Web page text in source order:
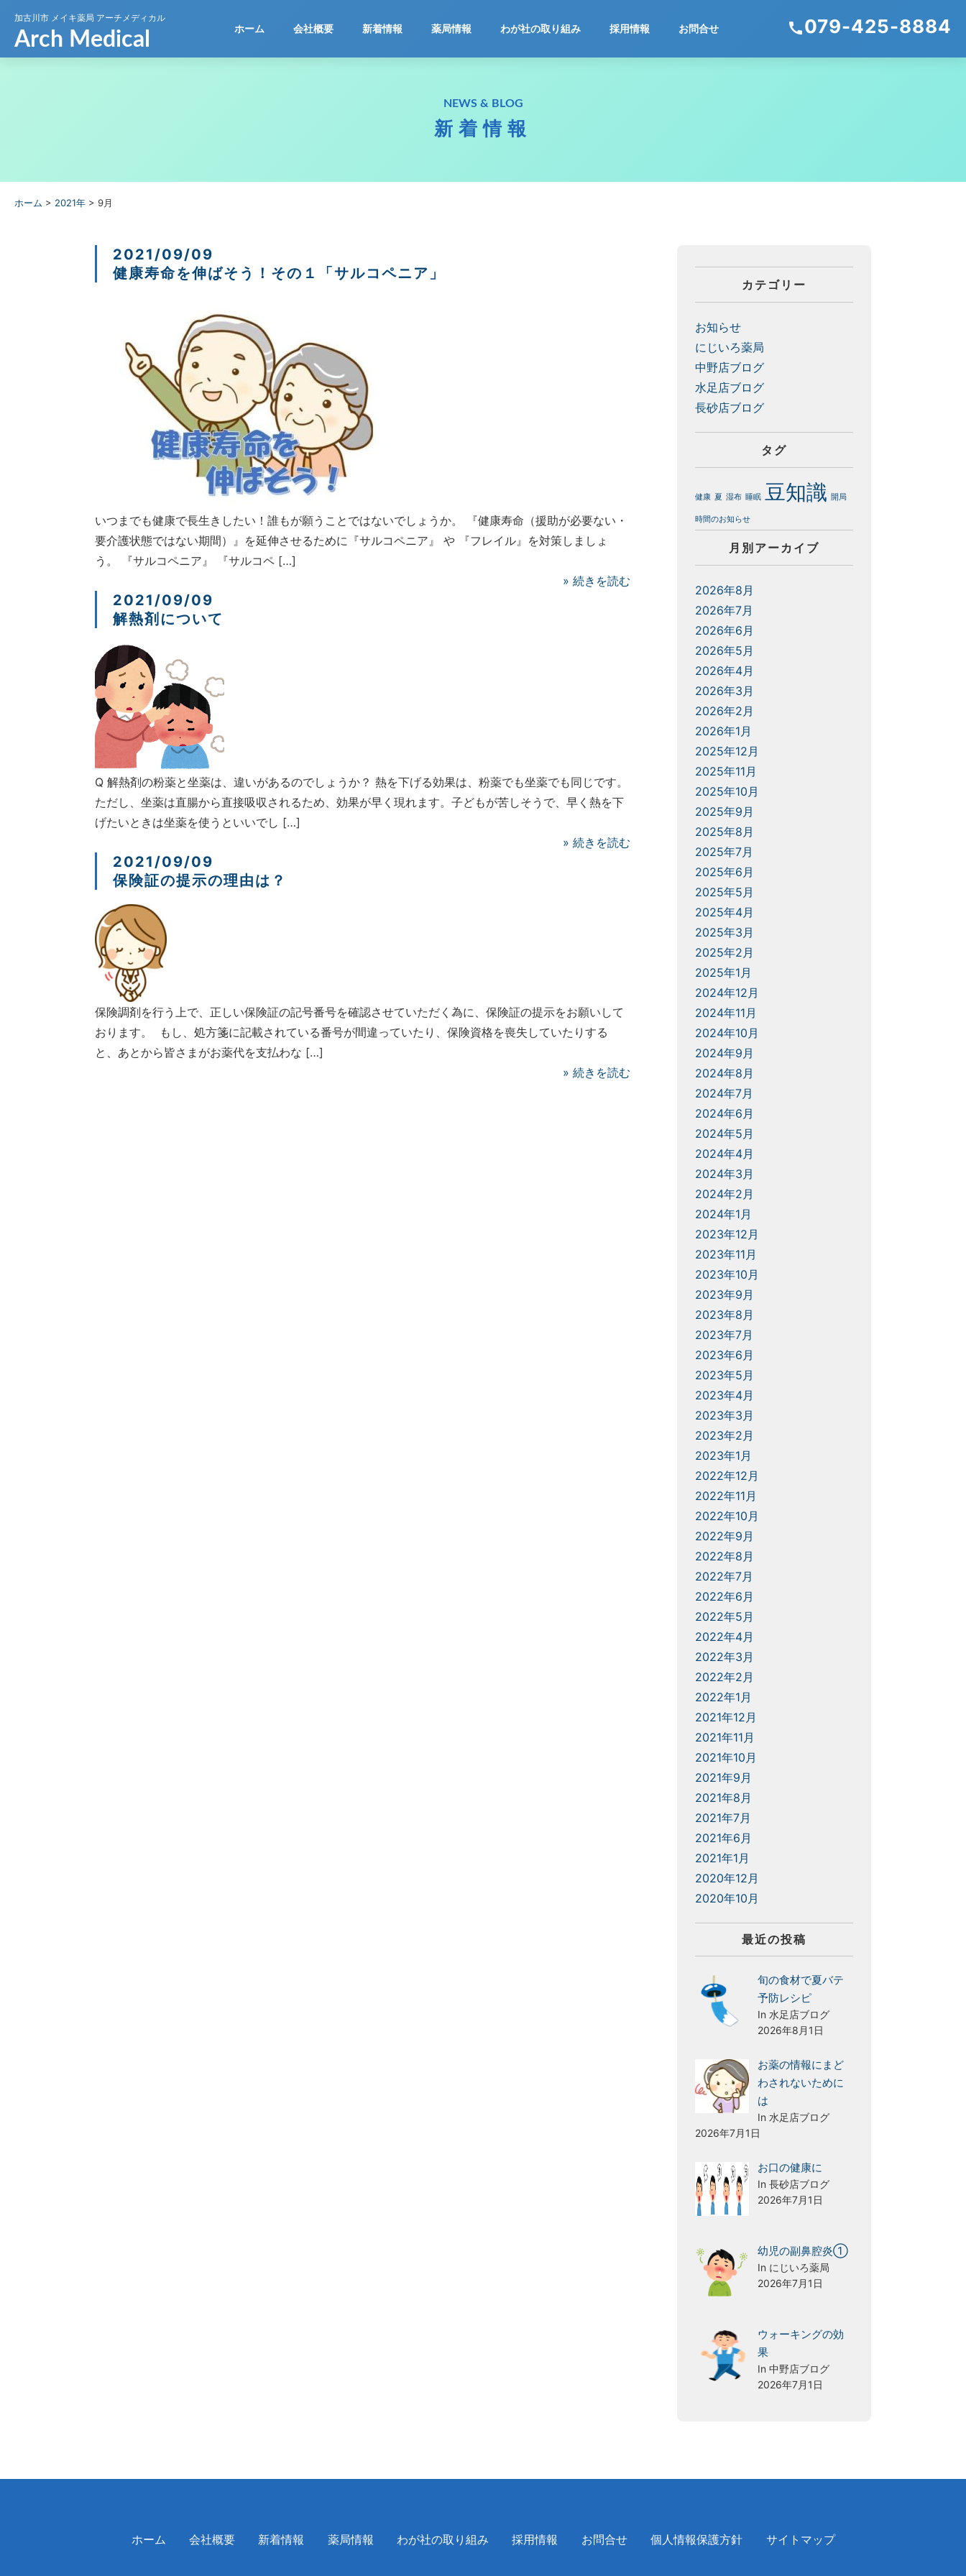
加古川市 メイキ薬局 アーチメディカル
ホーム 会社概要 新着情報 薬局情報 わが社の取り組み 採用情報 お問合せ call079-425-8884
ホーム
新着情報
NEWS & BLOG
新着情報
ホーム > 2021年 > 9月
2021/09/09
健康寿命を伸ばそう！その１「サルコペニア」
いつまでも健康で長生きしたい！誰もが願うことではないでしょうか。 『健康寿命（援助が必要ない・
要介護状態ではない期間）』を延伸させるために『サルコペニア』 や 『フレイル』を対策しましょ
う。 『サルコペニア』 『サルコペ […]
» 続きを読む
2021/09/09
解熱剤について
Q 解熱剤の粉薬と坐薬は、違いがあるのでしょうか？ 熱を下げる効果は、粉薬でも坐薬でも同じです。
ただし、坐薬は直腸から直接吸収されるため、効果が早く現れます。子どもが苦しそうで、早く熱を下
げたいときは坐薬を使うといいでし […]
» 続きを読む
2021/09/09
保険証の提示の理由は？
保険調剤を行う上で、正しい保険証の記号番号を確認させていただく為に、保険証の提示をお願いして
おります。 もし、処方箋に記載されている番号が間違っていたり、保険資格を喪失していたりする
と、あとから皆さまがお薬代を支払わな […]
» 続きを読む
カテゴリー
お知らせ
にじいろ薬局
中野店ブログ
水足店ブログ
長砂店ブログ
タグ
健康 夏 湿布 睡眠 豆知識 開局
時間のお知らせ
月別アーカイブ
2026年8月
2026年7月
2026年6月
2026年5月
2026年4月
2026年3月
2026年2月
2026年1月
2025年12月
2025年11月
2025年10月
2025年9月
2025年8月
2025年7月
2025年6月
2025年5月
2025年4月
2025年3月
2025年2月
2025年1月
2024年12月
2024年11月
2024年10月
2024年9月
2024年8月
2024年7月
2024年6月
2024年5月
2024年4月
2024年3月
2024年2月
2024年1月
2023年12月
2023年11月
2023年10月
2023年9月
2023年8月
2023年7月
2023年6月
2023年5月
2023年4月
2023年3月
2023年2月
2023年1月
2022年12月
2022年11月
2022年10月
2022年9月
2022年8月
2022年7月
2022年6月
2022年5月
2022年4月
2022年3月
2022年2月
2022年1月
2021年12月
2021年11月
2021年10月
2021年9月
2021年8月
2021年7月
2021年6月
2021年1月
2020年12月
2020年10月
最近の投稿
旬の食材で夏バテ
予防レシピ
In 水足店ブログ
2026年8月1日
お薬の情報にまど
わされないために
は
In 水足店ブログ
2026年7月1日
お口の健康に
In 長砂店ブログ
2026年7月1日
幼児の副鼻腔炎①
In にじいろ薬局
2026年7月1日
ウォーキングの効
果
In 中野店ブログ
2026年7月1日
ホーム 会社概要 新着情報 薬局情報 わが社の取り組み 採用情報 お問合せ 個人情報保護方針 サイトマップ